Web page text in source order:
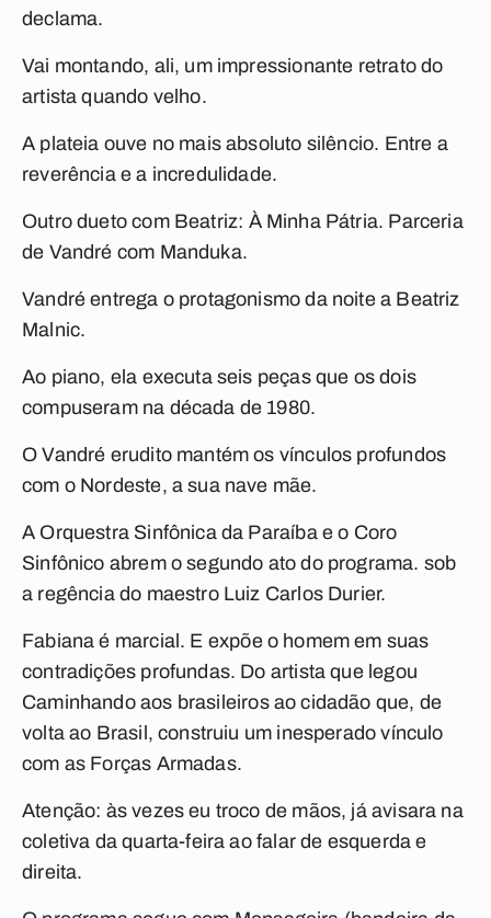
declama.
Vai montando, ali, um impressionante retrato do
artista quando velho.
A plateia ouve no mais absoluto silêncio. Entre a
reverência e a incredulidade.
Outro dueto com Beatriz: À Minha Pátria. Parceria
de Vandré com Manduka.
Vandré entrega o protagonismo da noite a Beatriz
Malnic.
Ao piano, ela executa seis peças que os dois
compuseram na década de 1980.
O Vandré erudito mantém os vínculos profundos
com o Nordeste, a sua nave mãe.
A Orquestra Sinfônica da Paraíba e o Coro
Sinfônico abrem o segundo ato do programa. sob
a regência do maestro Luiz Carlos Durier.
Fabiana é marcial. E expõe o homem em suas
contradições profundas. Do artista que legou
Caminhandoaos brasileiros ao cidadão que, de
volta ao Brasil, construiu um inesperado vínculo
com as Forças Armadas.
Atenção: às vezes eu troco de mãos, já avisara na
coletiva da quarta-feira ao falar de esquerda e
direita.